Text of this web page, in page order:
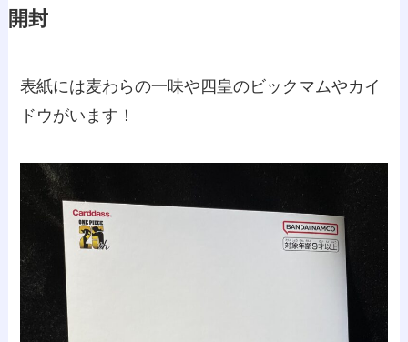
開封
表紙には麦わらの一味や四皇のビックマムやカイ
ドウがいます！